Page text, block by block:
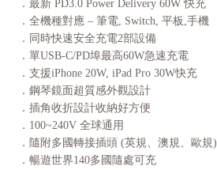
．最新 PD3.0 Power Delivery 60W 快充
．全機種對應 – 筆電, Switch, 平板,手機
．同時快速安全充電2部設備
．單USB-C/PD埠最高60W急速充電
．支援iPhone 20W, iPad Pro 30W快充
．鋼琴鏡面超質感外觀設計
．插角收折設計收納好方便
．100~240V 全球通用
．隨附多國轉接插頭 (英規、澳規、歐規)
．暢遊世界140多國隨處可充